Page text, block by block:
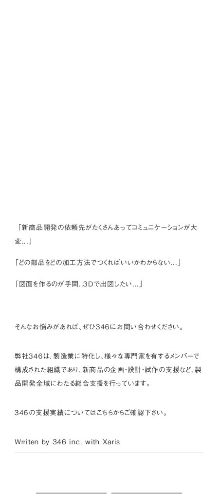
「新商品開発の依頼先がたくさんあってコミュニケーションが大
変...」
「どの部品をどの加工方法でつくればいいかわからない...」
「図面を作るのが手間..３Dで出図したい...」
そんなお悩みがあれば、ぜひ３４６にお問い合わせください。
弊社３４６は、製造業に特化し、様々な専門家を有するメンバーで
構成された組織であり、新商品の企画・設計・試作の支援など、製
品開発全域にわたる総合支援を行っています。
３４６の支援実績についてはこちらからご確認下さい。
Wrriten by 346 inc. with Xaris